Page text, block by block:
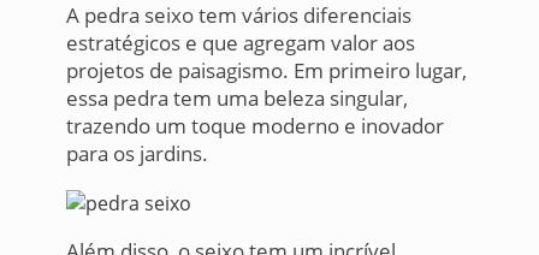
A pedra seixo tem vários diferenciais
estratégicos e que agregam valor aos
projetos de paisagismo. Em primeiro lugar,
essa pedra tem uma beleza singular,
trazendo um toque moderno e inovador
para os jardins.